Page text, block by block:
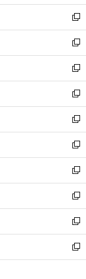
し
い
ウ
ィ
ン
ド
ウ
で
開
く
新
し
い
ウ
ィ
ン
ド
ウ
で
開
く
新
し
い
ウ
ィ
ン
ド
ウ
で
開
く
新
し
い
ウ
ィ
ン
ド
ウ
で
開
く
新
し
い
ウ
ィ
ン
ド
ウ
で
開
く
新
し
い
ウ
ィ
ン
ド
ウ
で
開
く
新
し
い
ウ
ィ
ン
ド
ウ
で
開
新
し
い
ウ
ィ
ン
ド
ウ
新
し
い
ウ
ィ
ン
新
し
い
ウ
新
し